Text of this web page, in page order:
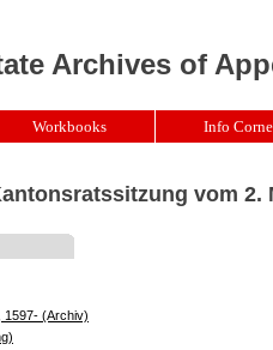
vom 2.
1597- (Archiv)
Archives of
Workbooks Info